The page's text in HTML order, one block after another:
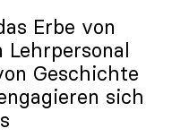
Erbe von
Lehrpersonal
Geschichte
sich